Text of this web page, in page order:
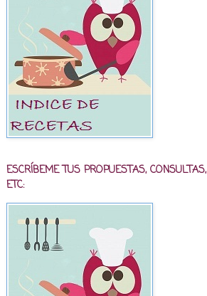
ESCRÍBEME TUS PROPUESTAS, CONSULTAS,
ETC: